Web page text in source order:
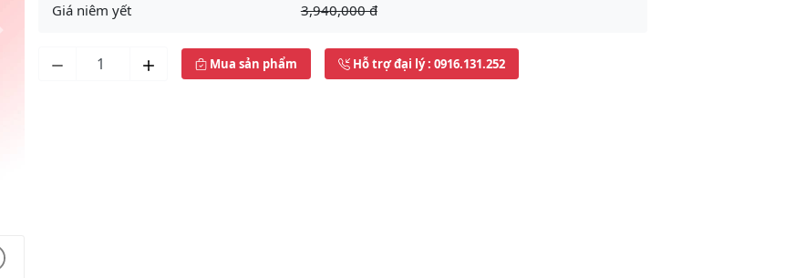
Giá niêm yết 3,940,000 đ
Mua sản phẩm Hỗ trợ đại lý: 0916.131.252